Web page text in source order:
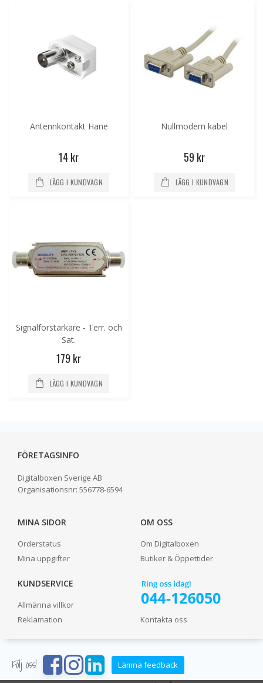
Antennkontakt Hane
14 kr
LÄGG I KUNDVAGN
Nullmodem kabel
59 kr
LÄGG I KUNDVAGN
Signalförstärkare - Terr. och
Sat.
179 kr
LÄGG I KUNDVAGN
FÖRETAGSINFO
Digitalboxen Sverige AB
Organisationsnr: 556778-6594
MINA SIDOR
Orderstatus
Mina uppgifter
OM OSS
Om Digitalboxen
Butiker & Öppettider
KUNDSERVICE
Allmänna villkor
Reklamation
Kontakta oss
Följ oss! Lämna feedback